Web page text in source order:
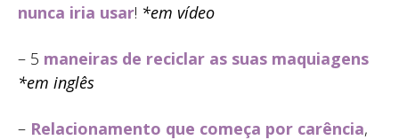
nunca iria usar! *em vídeo
– 5 maneiras de reciclar as suas maquiagens
*em inglês
– Relacionamento que começa por carência,